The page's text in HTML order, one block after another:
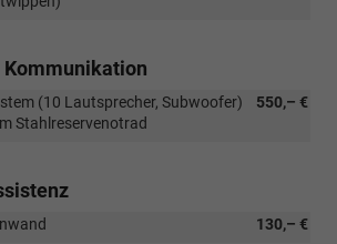
550,– €
(10 Lautsprecher, Subwoofer)
Stahlreservenotrad
130,– €